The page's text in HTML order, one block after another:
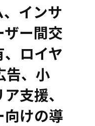
インサ
ー間交
ロイヤ
告、小
支援、
けの導